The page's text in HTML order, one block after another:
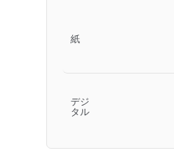
紙
デジ
タル